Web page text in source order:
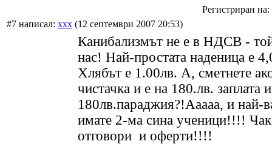
Регистриран
#7 написал: xxx (12 септември 2007 20:53)
Канибализмът не е в НДСВ -
нас! Най-простата наденица е
Хлябът е 1.00лв. А, сметнете
чистачка и е на 180.лв. заплата
180лв.параджия?!Ааааа, и най-
имате 2-ма сина ученици!!!!
отговори и оферти!!!!